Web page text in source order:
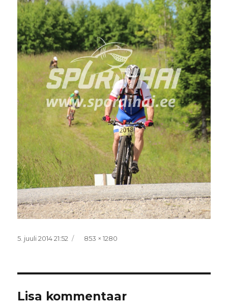
Postitatud
5. juuli 2014 21:52 Täissuurus
853 × 1280
Lisa kommentaar